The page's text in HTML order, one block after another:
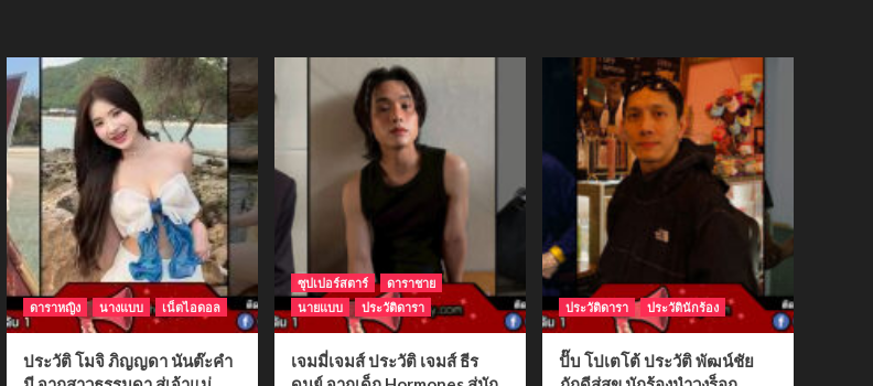
ดาราหญิง นางแบบ เน็ตไอดอล
ประวัติ โมจิ ภิญญดา นันต๊ะคำ
ซุปเปอร์สตาร์
ดาราชาย
นายแบบ
ประวัติดารา
เจมมี่เจมส์ ประวัติ เจมส์ ธีร
ประวัติดารา ประวัตินักร้อง
ปั๊บ โปเตโต้ ประวัติ พัฒน์ชัย